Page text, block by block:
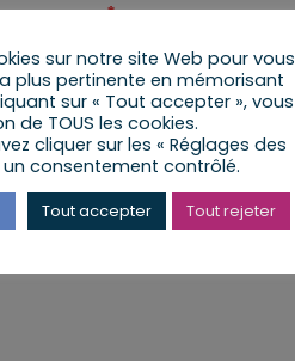
*
le calendrier
sur notre site Web pour vous
plus pertinente en mémorisant
sur « Tout accepter », vous
de TOUS les cookies.
cliquer sur les « Réglages des
consentement contrôlé.
Tout accepter Tout rejeter